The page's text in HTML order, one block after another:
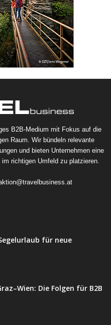
B2B-Medium mit Fokus auf die
Raum. Wir bündeln relevante
und bieten Unternehmen eine
richtigen Umfeld zu platzieren.
für neue
Die Folgen für B2B